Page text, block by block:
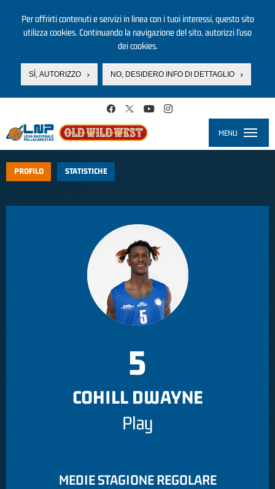
Per offrirti contenuti e servizi in linea con i tuoi interessi, questo sito
utilizza cookies. Continuando la navigazione del sito, autorizzi l’uso
dei cookies.
SÌ, AUTORIZZO NO, DESIDERO INFO DI DETTAGLIO
MENU
PROFILO STATISTICHE
5
COHILL DWAYNE
Play
MEDIE STAGIONE REGOLARE